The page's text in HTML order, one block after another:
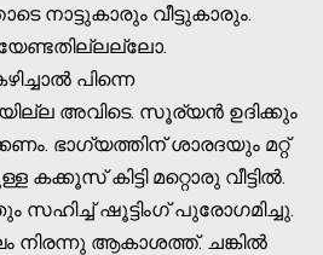
നാട്ടുകാരും വീട്ടുകാരും.
പിന്നെ
അവിടെ. സൂര്യന്‍ ഉദിക്കും
ഭാഗ്യത്തിന് ശാരദയും മറ്റ്
കിട്ടി മറ്റൊരു വീട്ടില്‍.
ഷൂട്ടിംഗ് പുരോഗമിച്ചു.
നിരന്നു ആകാശത്ത്. ചങ്കില്‍